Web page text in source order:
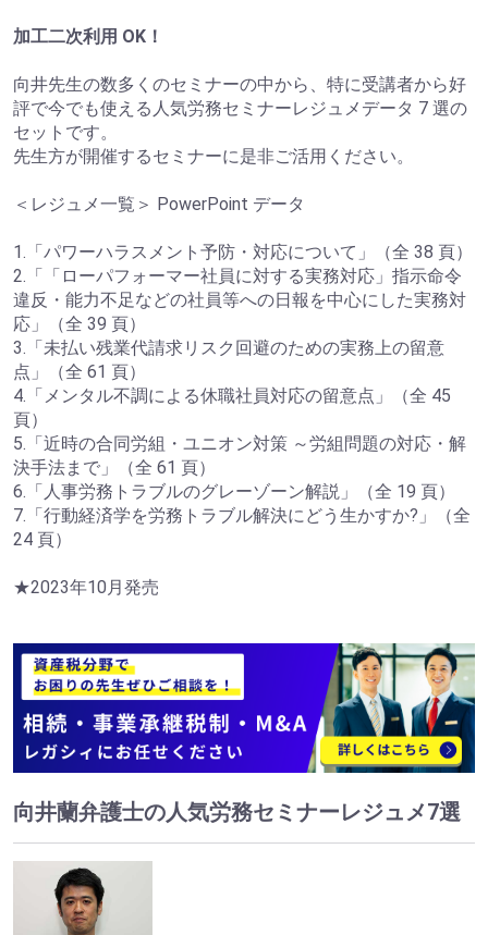
加工二次利用 OK！
向井先生の数多くのセミナーの中から、特に受講者から好
評で今でも使える人気労務セミナーレジュメデータ 7 選の
セットです。
先生方が開催するセミナーに是非ご活用ください。
＜レジュメ一覧＞ PowerPoint データ
1.「パワーハラスメント予防・対応について」（全 38 頁）
2.「「ローパフォーマー社員に対する実務対応」指示命令
違反・能力不足などの社員等への日報を中心にした実務対
応」（全 39 頁）
3.「未払い残業代請求リスク回避のための実務上の留意
点」（全 61 頁）
4.「メンタル不調による休職社員対応の留意点」（全 45
頁）
5.「近時の合同労組・ユニオン対策 ～労組問題の対応・解
決手法まで」（全 61 頁）
6.「人事労務トラブルのグレーゾーン解説」（全 19 頁）
7.「行動経済学を労務トラブル解決にどう生かすか?」（全
24 頁）
★2023年10月発売
向井蘭弁護士の人気労務セミナーレジュメ7選